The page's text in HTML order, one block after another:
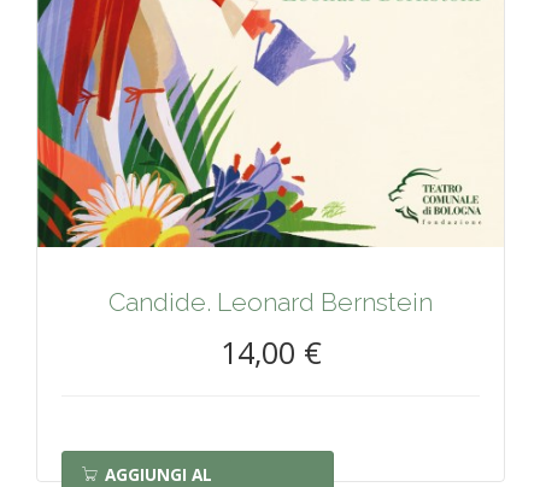
Candide. Leonard Bernstein
14,00 €
AGGIUNGI AL